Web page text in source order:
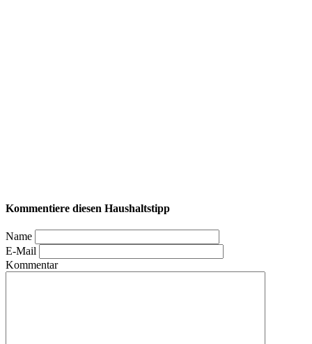
Kommentiere diesen Haushaltstipp
Name
E-Mail
Kommentar